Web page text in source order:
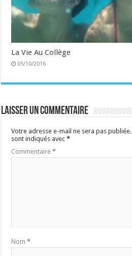
La Vie Au Collège
05/10/2016
Laisser un commentaire
Votre adresse e-mail ne sera pas publiée.
sont indiqués avec*
Commentaire*
Nom*